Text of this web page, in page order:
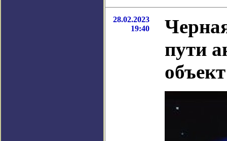
28.02.2023
19:40
пути
объект